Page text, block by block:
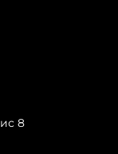
8